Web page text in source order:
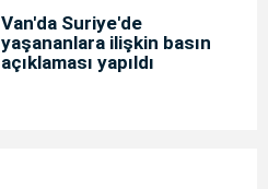
Van'da Suriye'de
yaşananlara ilişkin basın
açıklaması yapıldı